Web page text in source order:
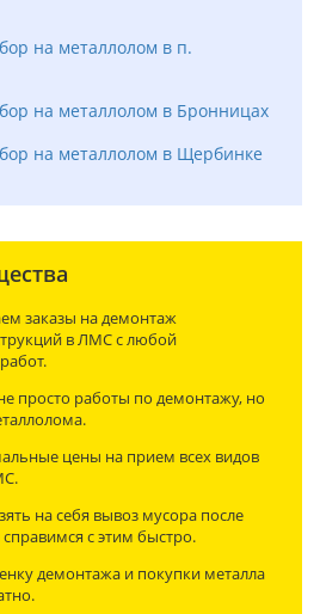
на металлолом в п.
на металлолом в Бронницах
на металлолом в Щербинке
заказы на демонтаж
в ЛМС с любой
просто работы по демонтажу, но
цены на прием всех видов
на себя вывоз мусора после
с этим быстро.
демонтажа и покупки металла